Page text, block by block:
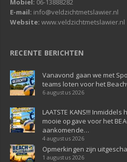
Mobiel: 06-13888282
E-mail: info@veldzichtmetslawier.nl
Website: www.veldzichtmetslawier.nl
RECENTE BERICHTEN
Vanavond gaan we met
teams loten voor het
6 augustus 2026
LAATSTE KANS!!!
mooie opgave voor het
aankomende…
4 augustus 2026
Opmerkingen zijn
1 augustus 2026